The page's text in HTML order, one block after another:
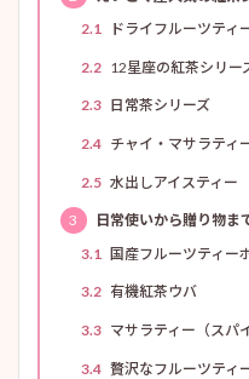
2.1
ドライフルーツティ
2.2 12星座の紅茶シリー
2.3 日常茶シリーズ
2.4 チャイ・マサラティ
2.5 水出しアイスティー
3
日常使いから贈り物ま
3.1
国産フルーツティー
3.2 有機紅茶ウバ
3.3 マサラティー（スパ
3.4 贅沢なフルーツティ